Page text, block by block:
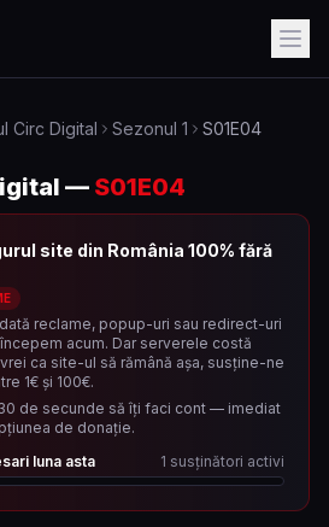
- Acasă
Circ Digital Sezonul 1 S01E04
— S01E04
site din România 100% fără
reclame, popup-uri sau redirect-uri
acum. Dar serverele costă
ca site-ul să rămână așa, susține-ne
1€ și 100€.
de secunde să îți faci cont — imediat
de donație.
luna asta 1 susținători activi